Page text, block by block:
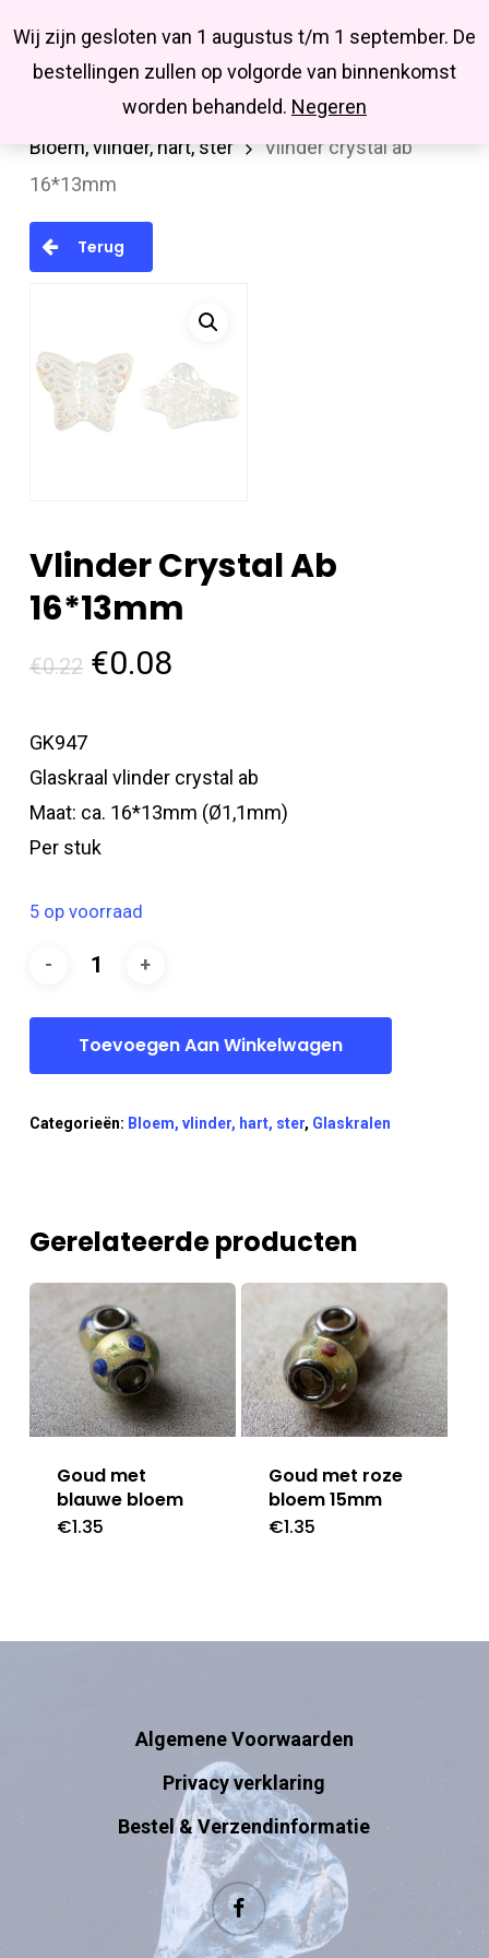
Wij zijn gesloten van 1 augustus t/m 1 september. De
bestellingen zullen op volgorde van binnenkomst
worden behandeld. Negeren
main
Missbluesieraden
searchaccount
Kralen en kralenmixen
Glaskralen
Bloem, vlinder, hart, ster
Vlinder crystal ab
16*13mm
Terug
Vlinder Crystal Ab
16*13mm
€0.22 Oorspronkelijke
€0.22.
€0.08Huidige
€0.08.
GK947
Glaskraal vlinder crystal ab
Maat: ca. 16*13mm (Ø1,1mm)
Per stuk
5 op voorraad
Toevoegen Aan Winkelwagen
Categorieën: Bloem, vlinder, hart, ster, Glaskralen
Gerelateerde producten
Goud met
blauwe bloem
€1.35
Goud met roze
bloem 15mm
€1.35
Algemene Voorwaarden
Privacy verklaring
Bestel & Verzendinformatie
facebook
Close